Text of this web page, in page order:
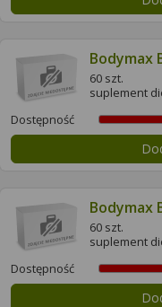
Bodymax
60 szt.
suplement
Dostępność
Bodymax
60 szt.
suplement
Dostępność